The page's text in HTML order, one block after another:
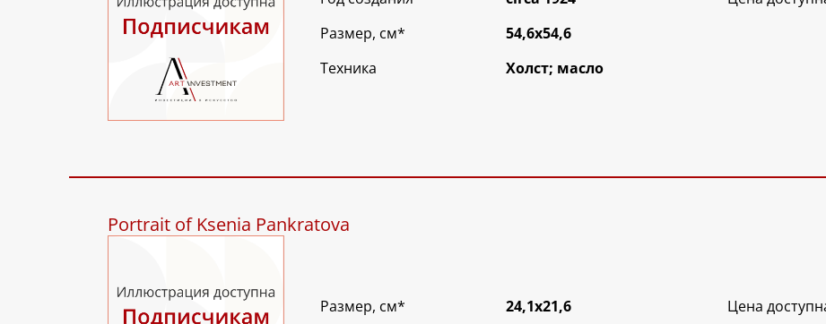
Размер, см*
54,6х54,6
Техника
Холст; масло
Portrait of Ksenia Pankratova
Размер, см*
24,1х21,6
Цена